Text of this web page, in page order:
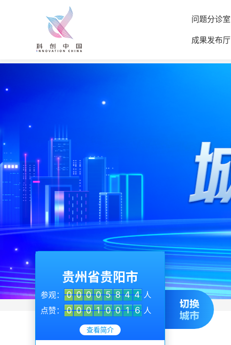
问题分诊室
成果发布厅
贵州省贵阳市
参观： 0 0 0 0 5 8 4 4 人
点赞：
0 0 0 1 0 0 1 6 人
查看简介